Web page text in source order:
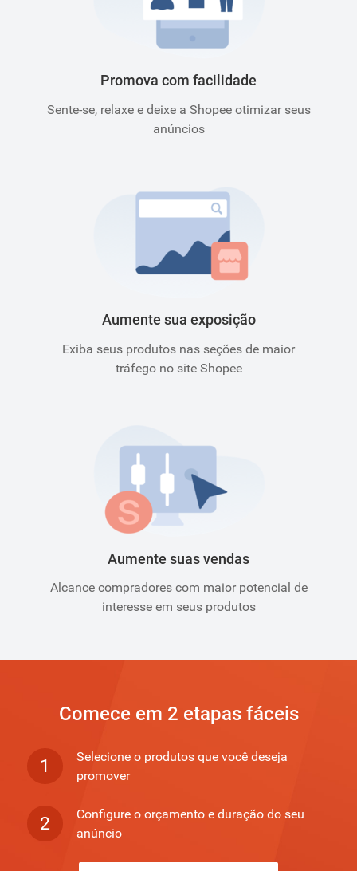
Promova com facilidade
Sente-se, relaxe e deixe a Shopee otimizar seus
anúncios
Aumente sua exposição
Exiba seus produtos nas seções de maior
tráfego no site Shopee
Aumente suas vendas
Alcance compradores com maior potencial de
interesse em seus produtos
Comece em 2 etapas fáceis
1
Selecione o produtos que você deseja
promover
2
Configure o orçamento e duração do seu
anúncio